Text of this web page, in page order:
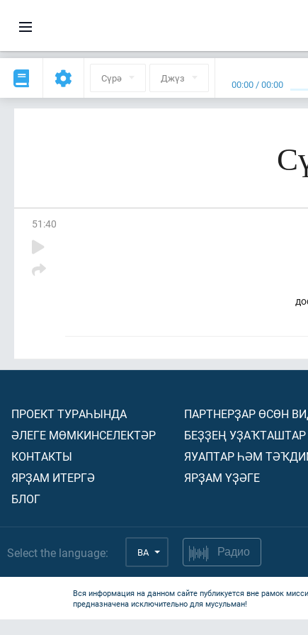
Сүрә Джүз 00:00 /00:00
51 :40
ПРОЕКТ ТУРАҺЫНДА
ӘЛЕГЕ МӨМКИНСЕЛЕКТӘР
КОНТАКТЫ
ЯРҘАМ ИТЕРГӘ
БЛОГ
ПАРТНЕРҘАР ӨСӨН
БЕҘҘЕҢ УҘАҠТАШТАР
ЯУАПТАР ҺӘМ
ЯРҘАМ ҮҘӘГЕ
Select the language: BA Радио
Вся информация на данном сайте публикуется вне рамок
предназначена исключительно для мусульман!